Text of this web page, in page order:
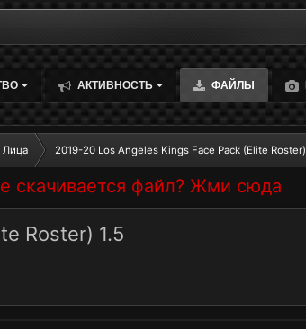
АКТИВНОСТЬ ФАЙЛЫ
Лица 2019-20 Los Angeles Kings Face Pack (Elite Roster)
скачивается файл? Жми сюда
Roster) 1.5